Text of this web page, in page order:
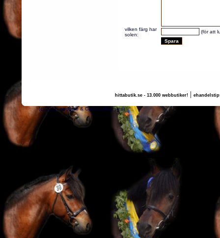
vilken färg har
solen:
(för att
hittabutik.se - 13.000 webbutiker!|
(c) 2011, nogg.se & Camilla Maurtvedt